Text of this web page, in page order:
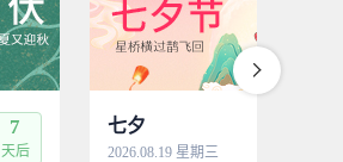
7
天后
七夕
2026.08.19 星期三